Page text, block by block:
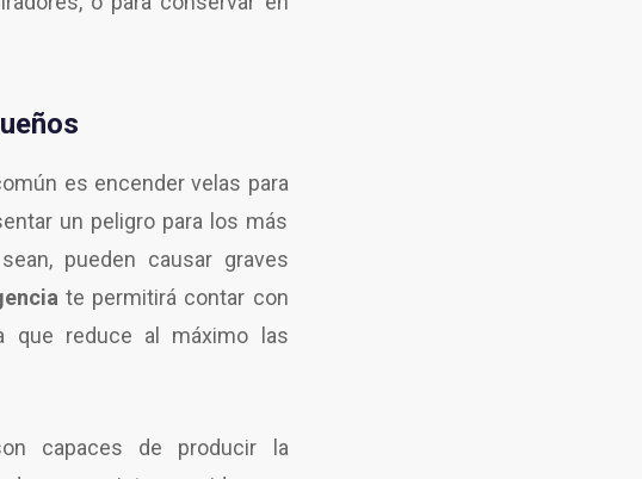
es encender velas para
un peligro para los más
pueden causar graves
te permitirá contar con
que reduce al máximo las
capaces de producir la